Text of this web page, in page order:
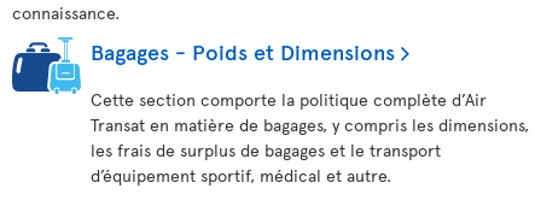
connaissance.
Bagages - Poids et Dimensions
Cette section comporte la politique complète d’Air
Transat en matière de bagages, y compris les dimensions,
les frais de surplus de bagages et le transport
d’équipement sportif, médical et autre.